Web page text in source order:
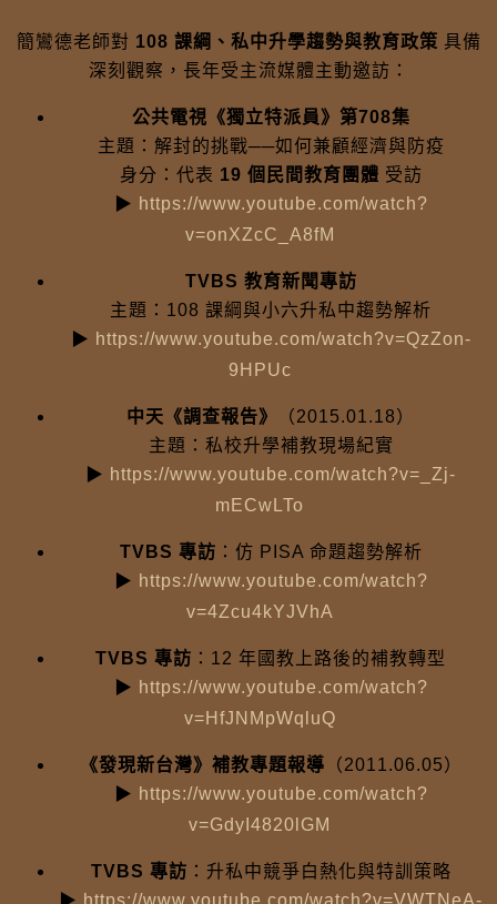
簡鸞德老師對 108 課綱、私中升學趨勢與教育政策 具備
深刻觀察，長年受主流媒體主動邀訪：
公共電視《獨立特派員》第708集
主題：解封的挑戰──如何兼顧經濟與防疫
身分：代表 19 個民間教育團體 受訪
▶ https://www.youtube.com/watch?
v=onXZcC_A8fM
TVBS 教育新聞專訪
主題：108 課綱與小六升私中趨勢解析
▶ https://www.youtube.com/watch?v=QzZon-
9HPUc
中天《調查報告》
（2015.01.18）
主題：私校升學補教現場紀實
▶ https://www.youtube.com/watch?v=_Zj-
mECwLTo
TVBS 專訪 ：仿 PISA 命題趨勢解析
▶ https://www.youtube.com/watch?
v=4Zcu4kYJVhA
TVBS 專訪 ：12 年國教上路後的補教轉型
▶ https://www.youtube.com/watch?
v=HfJNMpWqluQ
《發現新台灣》補教專題報導 （2011.06.05）
▶ https://www.youtube.com/watch?
v=GdyI4820lGM
TVBS 專訪 ：升私中競爭白熱化與特訓策略
▶ https://www.youtube.com/watch?v=VWTNeA-